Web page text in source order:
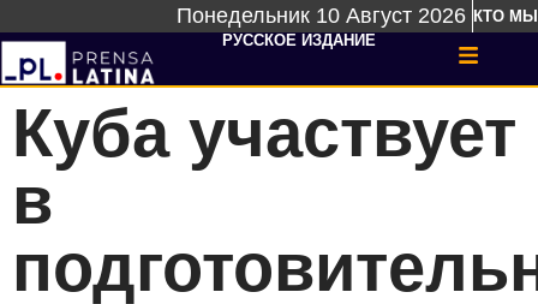
Понедельник 10 Август 2026 КТО МЫ
РУССКОЕ ИЗДАНИЕ
Куба участвует
в